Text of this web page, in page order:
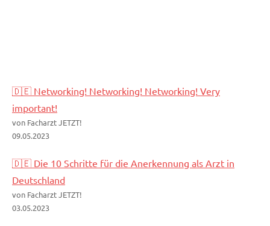
🇩🇪 Networking! Networking! Networking! Very
important!
von Facharzt JETZT!
09.05.2023
🇩🇪 Die 10 Schritte für die Anerkennung als Arzt in
Deutschland
von Facharzt JETZT!
03.05.2023